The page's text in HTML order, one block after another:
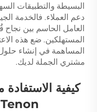
البسيطة والتطبيقات
دعم العملاء. فالخدمة
العامل الحاسم بين
المستهلكين. ضع هذه
المساهمة في إنشاء
مشتري الجملة لديك.
كيفية